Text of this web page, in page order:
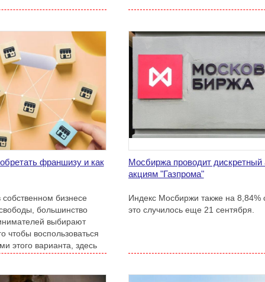
франшизу и как
бизнесе
большинство
выбирают
чтобы воспользоваться
этого варианта, здесь
Мосбиржа проводит дискретный
акциям "Газпрома"
Индекс Мосбиржи также на 8,84%
это случилось еще 21 сентября.